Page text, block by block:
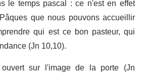
que nous pouvons accueillir
qui est ce bon pasteur, qui
(Jn 10,10).
sur l'image de la porte (Jn